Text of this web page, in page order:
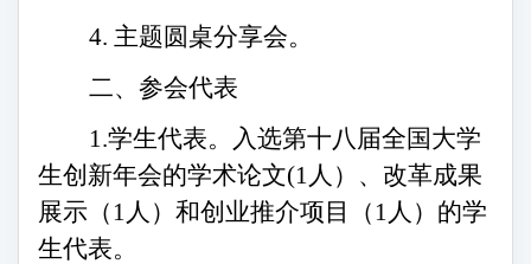
4. 主题圆桌分享会。
二、参会代表
1.学生代表。入选第十八届全国大学
生创新年会的学术论文(1人）、改革成果
展示（1人）和创业推介项目（1人）的学
生代表。